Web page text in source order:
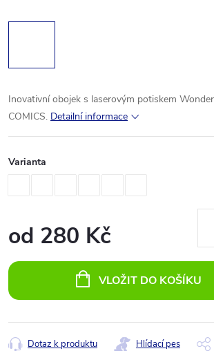
Inovativní obojek s laserovým potiskem
COMICS. Detailní informace
Varianta
od 280 Kč
cena:
VLOŽIT DO KOŠÍKU
Dotaz k produktu Hlídací pes